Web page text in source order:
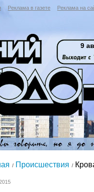
Реклама в газете Реклама на
9
Происшествия